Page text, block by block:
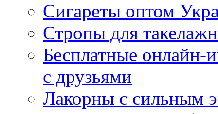
Сигареты оптом
Стропы для
Бесплатные
с друзьями
Лакорны с сильным